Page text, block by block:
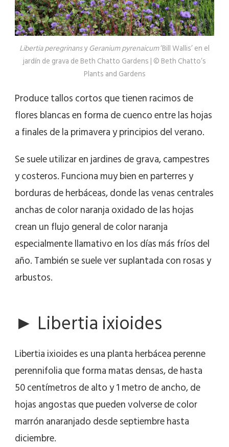
Libertia peregrinansyGeranium pyrenaicum‘Bill Wallis’ en el
jardín de grava de Beth Chatto Gardens | © Beth Chatto’s
Plants and Gardens
Produce tallos cortos que tienen racimos de
flores blancas en forma de cuenco entre las hojas
a finales de la primavera y principios del verano.
Se suele utilizar en jardines de grava, campestres
y costeros. Funciona muy bien en parterres y
borduras de herbáceas, donde las venas centrales
anchas de color naranja oxidado de las hojas
crean un flujo general de color naranja
especialmente llamativo en los días más fríos del
año. También se suele ver suplantada con rosas y
arbustos.
► Libertia ixioides
Libertia ixioides es una planta herbácea perenne
perennifolia que forma matas densas, de hasta
50 centímetros de alto y 1 metro de ancho, de
hojas angostas que pueden volverse de color
marrón anaranjado desde septiembre hasta
diciembre.